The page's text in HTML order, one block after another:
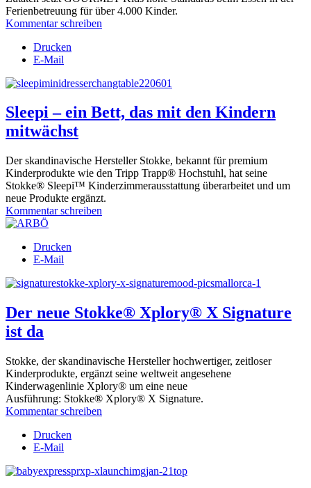
Ferienbetreuung für über 4.000 Kinder.
Kommentar schreiben
Drucken
E-Mail
Sleepi – ein Bett, das mit den Kindern
mitwächst
Der skandinavische Hersteller Stokke, bekannt für premium
Kinderprodukte wie den Tripp Trapp® Hochstuhl, hat seine
Stokke® Sleepi™ Kinderzimmerausstattung überarbeitet und um
neue Produkte ergänzt.
Kommentar schreiben
Drucken
E-Mail
Der neue Stokke® Xplory® X Signature
ist da
Stokke, der skandinavische Hersteller hochwertiger, zeitloser
Kinderprodukte, ergänzt seine weltweit angesehene
Kinderwagenlinie Xplory® um eine neue
Ausführung: Stokke® Xplory® X Signature.
Kommentar schreiben
Drucken
E-Mail